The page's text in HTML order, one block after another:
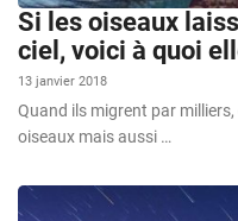
Si les oiseaux
ciel, voici à quoi
13 janvier 2018
Quand ils migrent par
oiseaux mais aussi …